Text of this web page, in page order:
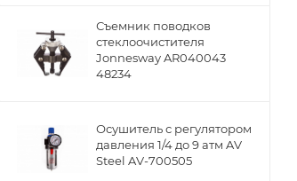
Съемник поводков
стеклоочистителя
Jonnesway AR040043
48234
Осушитель с регулятором
давления 1/4 до 9 атм AV
Steel AV-700505